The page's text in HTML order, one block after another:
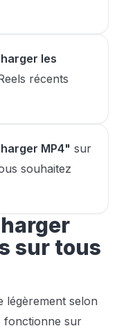
les
récents
MP4" sur
souhaitez
sur tous
légèrement selon
fonctionne sur